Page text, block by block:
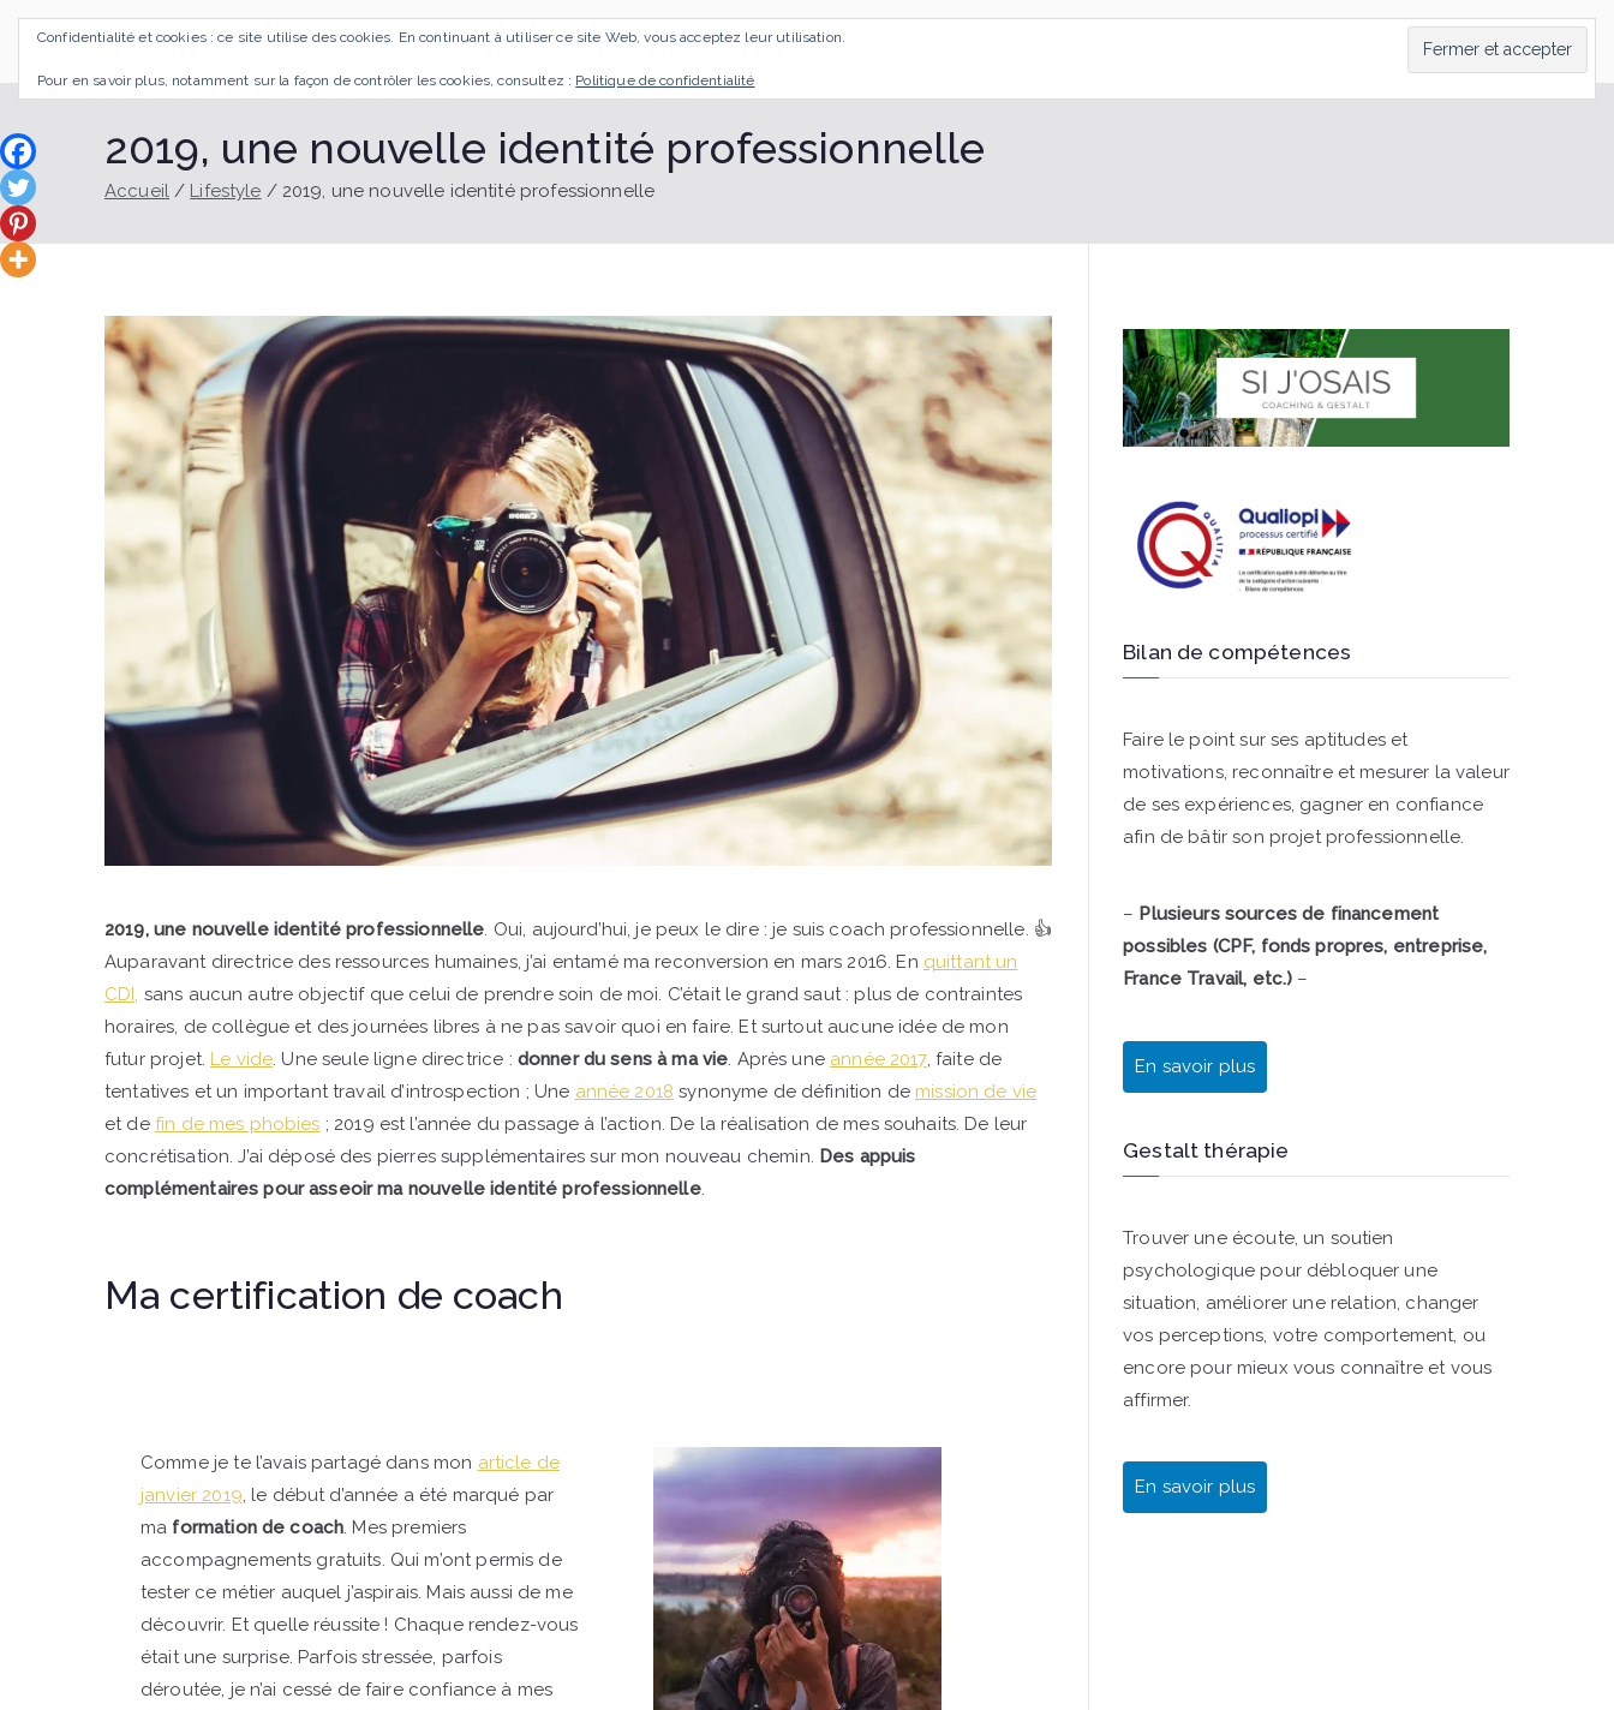
Aller
contenu
ACCUEILMES ACCOMPAGNEMENTS
2019, une nouvelle identité professionnelle
Accueil Lifestyle 2019, une nouvelle identité professionnelle
2019, une nouvelle identité professionnelle. Oui, aujourd’hui, je peux le dire : je suis coach professionnelle. 👍
Auparavant directrice des ressources humaines, j’ai entamé ma reconversion en mars 2016. En quittant un
CDI, sans aucun autre objectif que celui de prendre soin de moi. C’était le grand saut : plus de contraintes
horaires, de collègue et des journées libres à ne pas savoir quoi en faire. Et surtout aucune idée de mon
futur projet. Le vide. Une seule ligne directrice : donner du sens à ma vie. Après une année 2017, faite de
tentatives et un important travail d’introspection ; Une année 2018 synonyme de définition de mission de vie
et de fin de mes phobies ; 2019 est l’année du passage à l’action. De la réalisation de mes souhaits. De leur
concrétisation. J’ai déposé des pierres supplémentaires sur mon nouveau chemin. Des appuis
complémentaires pour asseoir ma nouvelle identité professionnelle.
Ma certification de coach
Comme je te l’avais partagé dans mon article de
janvier 2019, le début d’année a été marqué par
ma formation de coach. Mes premiers
accompagnements gratuits. Qui m’ont permis de
tester ce métier auquel j’aspirais. Mais aussi de me
découvrir. Et quelle réussite ! Chaque rendez-vous
était une surprise. Parfois stressée, parfois
déroutée, je n’ai cessé de faire confiance à mes
Bilan de compétences
Faire le point sur ses aptitudes et
motivations, reconnaître et mesurer la valeur
de ses expériences, gagner en confiance
afin de bâtir son projet professionnelle.
– Plusieurs sources de financement
possibles (CPF, fonds propres, entreprise,
France Travail, etc.) –
En savoir plus
Gestalt thérapie
Trouver une écoute, un soutien
psychologique pour débloquer une
situation, améliorer une relation, changer
vos perceptions, votre comportement, ou
encore pour mieux vous connaître et vous
affirmer.
En savoir plus
Confidentialité et cookies : ce site utilise des cookies. En continuant à utiliser ce site Web, vous acceptez leur utilisation.
Pour en savoir plus, notamment sur la façon de contrôler les cookies, consultez : Politique de confidentialité